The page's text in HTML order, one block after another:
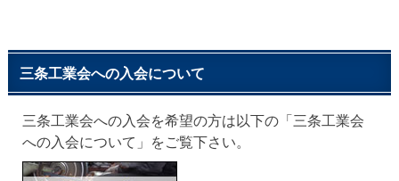
三条工業会への入会について
三条工業会への入会を希望の方は以下の「三条工業会
への入会について」をご覧下さい。